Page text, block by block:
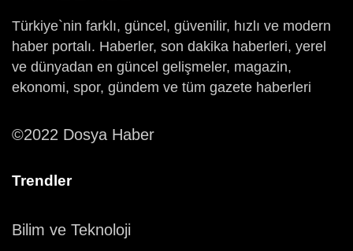
Türkiye`nin farklı, güncel, güvenilir, hızlı ve modern
haber portalı. Haberler, son dakika haberleri, yerel
ve dünyadan en güncel gelişmeler, magazin,
ekonomi, spor, gündem ve tüm gazete haberleri
©2022 Dosya Haber
Trendler
Bilim ve Teknoloji